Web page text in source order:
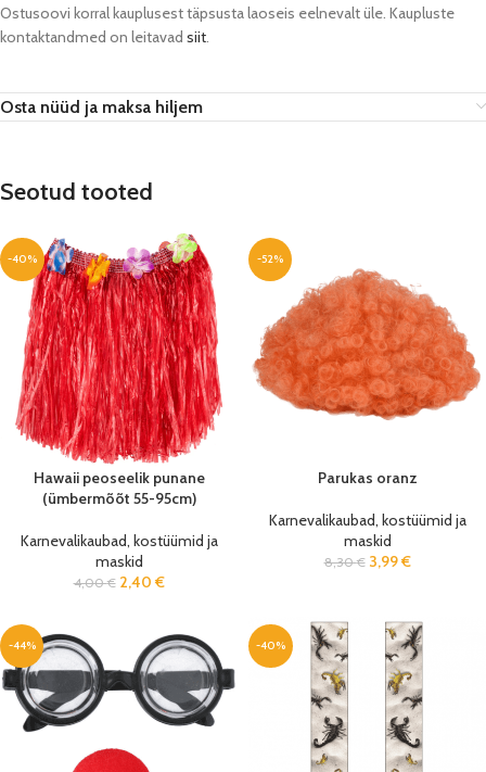
Ostusoovi korral kauplusest täpsusta laoseis eelnevalt üle. Kaupluste
kontaktandmed on leitavad siit.
Osta nüüd ja maksa hiljem
Seotud tooted
-40%
Hawaii peoseelik punane
(ümbermõõt 55-95cm)
Karnevalikaubad, kostüümid ja
maskid
4,00€ 2,40 €
-52%
Parukas oranz
Karnevalikaubad, kostüümid ja
maskid
8,30€ 3,99€
-44% -40%